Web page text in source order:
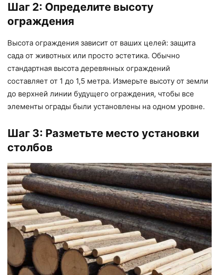
Шаг 2: Определите высоту
ограждения
Высота ограждения зависит от ваших целей: защита
сада от животных или просто эстетика. Обычно
стандартная высота деревянных ограждений
составляет от 1 до 1,5 метра. Измерьте высоту от земли
до верхней линии будущего ограждения, чтобы все
элементы ограды были установлены на одном уровне.
Шаг 3: Разметьте место установки
столбов